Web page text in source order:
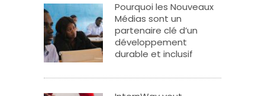
Pourquoi les Nouveaux
Médias sont un
partenaire clé d’un
développement
durable et inclusif